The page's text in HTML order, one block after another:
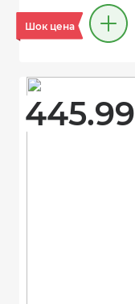
Шок цена
445.99